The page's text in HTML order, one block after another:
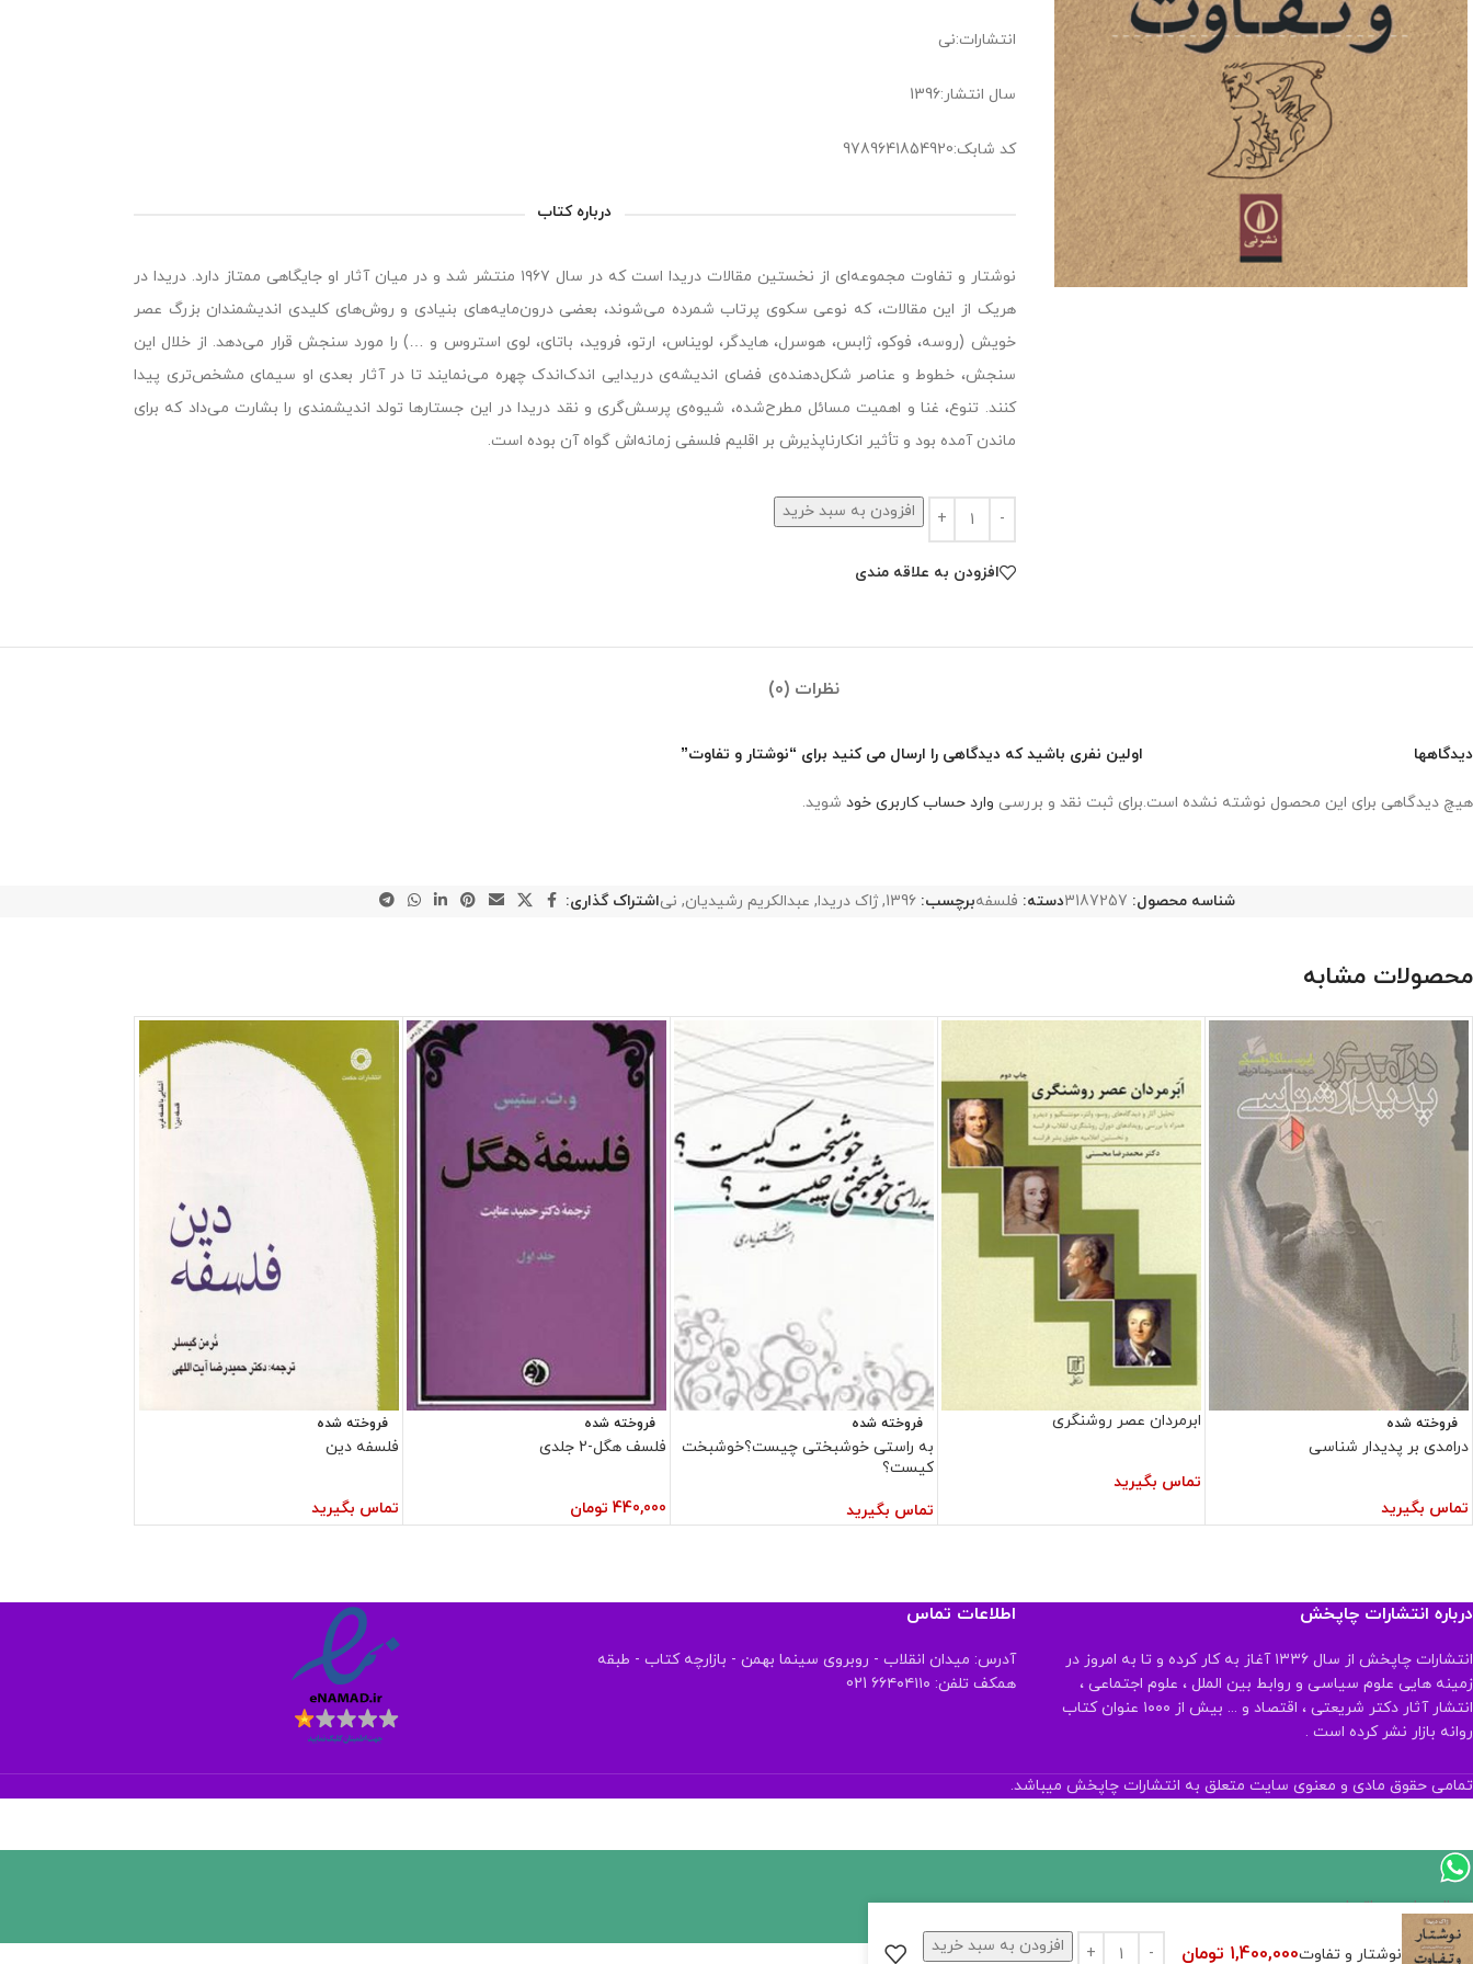
انتشارات:نی
سال انتشار:1396
کد شابک:9789641854920
درباره کتاب
نوشتار و تفاوت مجموعه‌ای از نخستین مقالات دریدا است که در سال ۱۹۶۷ منتشر شد و در میان آثار او جایگاهی ممتاز دارد. دریدا در
هریک از این مقالات، که نوعی سکوی پرتاب شمرده می‌شوند، بعضی درون‌مایه‌های بنیادی و روش‌های کلیدی اندیشمندان بزرگ عصر
خویش (روسه، فوکو، ژابس، هوسرل، هایدگر، لویناس، ارتو، فروید، باتای، لوی استروس و …) را مورد سنجش قرار می‌دهد. از خلال این
سنجش، خطوط و عناصر شکل‌دهنده‌ی فضای اندیشه‌ی دریدایی اندک‌اندک چهره می‌نمایند تا در آثار بعدی او سیمای مشخص‌تری پیدا
کنند. تنوع، غنا و اهمیت مسائل مطرح‌شده، شیوه‌ی پرسش‌گری و نقد دریدا در این جستارها تولد اندیشمندی را بشارت می‌داد که برای
ماندن آمده بود و تأثیر انکارناپذیرش بر اقلیم فلسفی زمانه‌اش گواه آن بوده است.
افزودن به سبد خرید
افزودن به علاقه مندی
نظرات (0)
دیدگاهها
هیچ دیدگاهی برای این محصول نوشته نشده است.
اولین نفری باشید که دیدگاهی را ارسال می کنید برای “نوشتار و تفاوت”
برای ثبت نقد و بررسی وارد حساب کاربری خود شوید.
شناسه محصول: 3187257دسته: فلسفهبرچسب: 1396
, ژاک دریدا, عبدالکریم رشیدیان, نیاشتراک گذاری:
محصولات مشابه
فروخته شده
درامدی بر پدیدار شناسی
تماس بگیرید
ابرمردان عصر روشنگری
تماس بگیرید
فروخته شده
به راستی خوشبختی چیست؟خوشبخت
کیست؟
تماس بگیرید
فروخته شده
فلسف هگل-2 جلدی
440,000 تومان
فروخته شده
فلسفه دین
تماس بگیرید
درباره انتشارات چاپخش
انتشارات چاپخش از سال ۱۳۳۶ آغاز به کار کرده و تا به امروز در
زمینه هایی علوم سیاسی و روابط بین الملل ، علوم اجتماعی ،
انتشار آثار دکتر شریعتی ، اقتصاد و ... بیش از ۱۰۰۰ عنوان کتاب
روانه بازار نشر کرده است .
اطلاعات تماس
آدرس: میدان انقلاب - روبروی سینما بهمن - بازارچه کتاب - طبقه
همکف تلفن: ۶۶۴۰۴۱۱۰ 021
تمامی حقوق مادی و معنوی سایت متعلق به انتشارات چاپخش میباشد.
نوشتار و تفاوت1,400,000 تومان افزودن به سبد خرید
اگر
موجود
نیست,